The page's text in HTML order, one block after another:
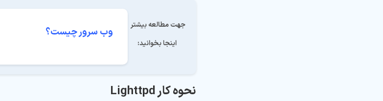
اینجا بخوانید:
وب سرور چیست؟
نحوه کار Lighttpd